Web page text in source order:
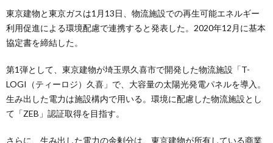
東京建物と東京ガスは1月13日、物流施設での再生可能エネルギー
利用促進による環境配慮で連携すると発表した。2020年12月に基本
協定書を締結した。
第1弾として、東京建物が埼玉県久喜市で開発した物流施設「T-
LOGI（ティーロジ）久喜」で、大容量の太陽光発電パネルを導入。
生み出した電力は施設構内で用いる。環境に配慮した物流施設とし
て「ZEB」認証取得を目指す。
さらに、生み出した電力の余剰分は、東京建物が所有している商業